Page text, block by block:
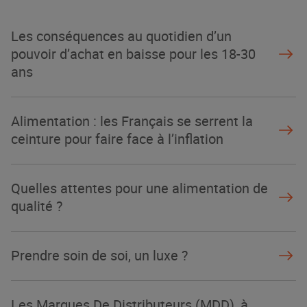
Les conséquences au quotidien d’un
pouvoir d’achat en baisse pour les 18-30
ans
Alimentation : les Français se serrent la
ceinture pour faire face à l’inflation
Quelles attentes pour une alimentation de
qualité ?
Prendre soin de soi, un luxe ?